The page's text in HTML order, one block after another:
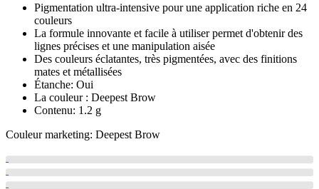
Pigmentation ultra-intensive pour une application riche en 24
couleurs
La formule innovante et facile à utiliser permet d'obtenir des
lignes précises et une manipulation aisée
Des couleurs éclatantes, très pigmentées, avec des finitions
mates et métallisées
Étanche: Oui
La couleur : Deepest Brow
Contenu: 1.2 g
Couleur marketing: Deepest Brow